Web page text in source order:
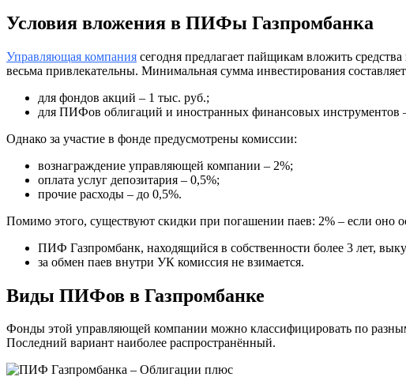
Условия вложения в ПИФы Газпромбанка
Управляющая компания сегодня предлагает пайщикам вложить
весьма привлекательны. Минимальная сумма инвестирования
для фондов акций – 1 тыс. руб.;
для ПИФов облигаций и иностранных финансовых инструментов
Однако за участие в фонде предусмотрены комиссии:
вознаграждение управляющей компании – 2%;
оплата услуг депозитария – 0,5%;
прочие расходы – до 0,5%.
Помимо этого, существуют скидки при погашении паев: 2% – если оно
ПИФ Газпромбанк, находящийся в собственности более 3 лет,
за обмен паев внутри УК комиссия не взимается.
Виды ПИФов в Газпромбанке
Фонды этой управляющей компании можно классифицировать по
Последний вариант наиболее распространённый.